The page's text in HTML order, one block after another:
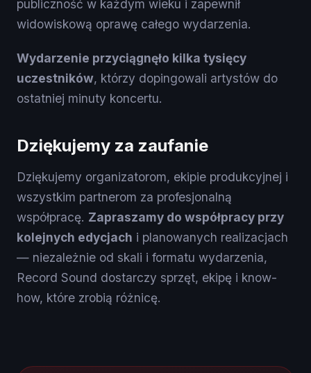
publiczność w każdym wieku i zapewnił
widowiskową oprawę całego wydarzenia.
Wydarzenie przyciągnęło kilka tysięcy
uczestników, którzy dopingowali artystów do
ostatniej minuty koncertu.
Dziękujemy za zaufanie
Dziękujemy organizatorom, ekipie produkcyjnej i
wszystkim partnerom za profesjonalną
współpracę. Zapraszamy do współpracy przy
kolejnych edycjach i planowanych realizacjach
— niezależnie od skali i formatu wydarzenia,
Record Sound dostarczy sprzęt, ekipę i know-
how, które zrobią różnicę.